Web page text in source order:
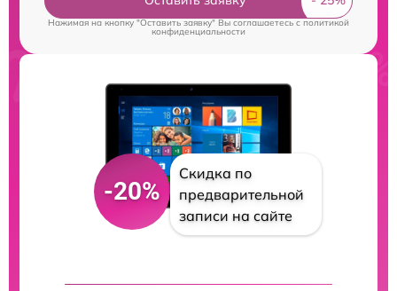
Нажимая на кнопку "Оставить заявку" Вы соглашаетесь c политикой
конфиденциальности
-20%
Скидка по
предварительной
записи на сайте